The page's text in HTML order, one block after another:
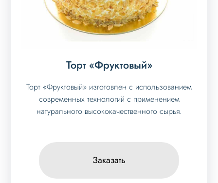
Торт «Фруктовый»
Торт «Фруктовый» изготовлен с использованием
современных технологий с применением
натурального высококачественного сырья.
Заказать